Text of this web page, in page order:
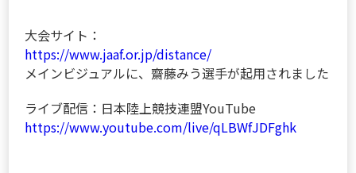
大会サイト：
https://www.jaaf.or.jp/distance/
メインビジュアルに、齋藤みう選手が起用されました
ライブ配信：日本陸上競技連盟YouTube
https://www.youtube.com/live/qLBWfJDFghk